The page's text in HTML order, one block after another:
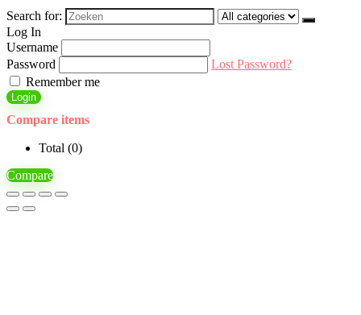
Search for:
Log In
Username
Password
Lost Password?
Remember me
Login
Compare items
Total (0)
Compare